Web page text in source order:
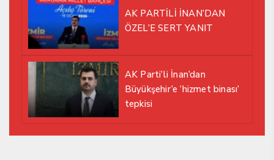
AK PARTİLİ İNAN’DAN
ÖZEL’E SERT YANIT
AK Parti’li İnan’dan
Büyükşehir’e ‘hizmet binası’
tepkisi